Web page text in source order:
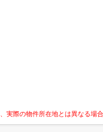
際の物件所在地とは異なる場合